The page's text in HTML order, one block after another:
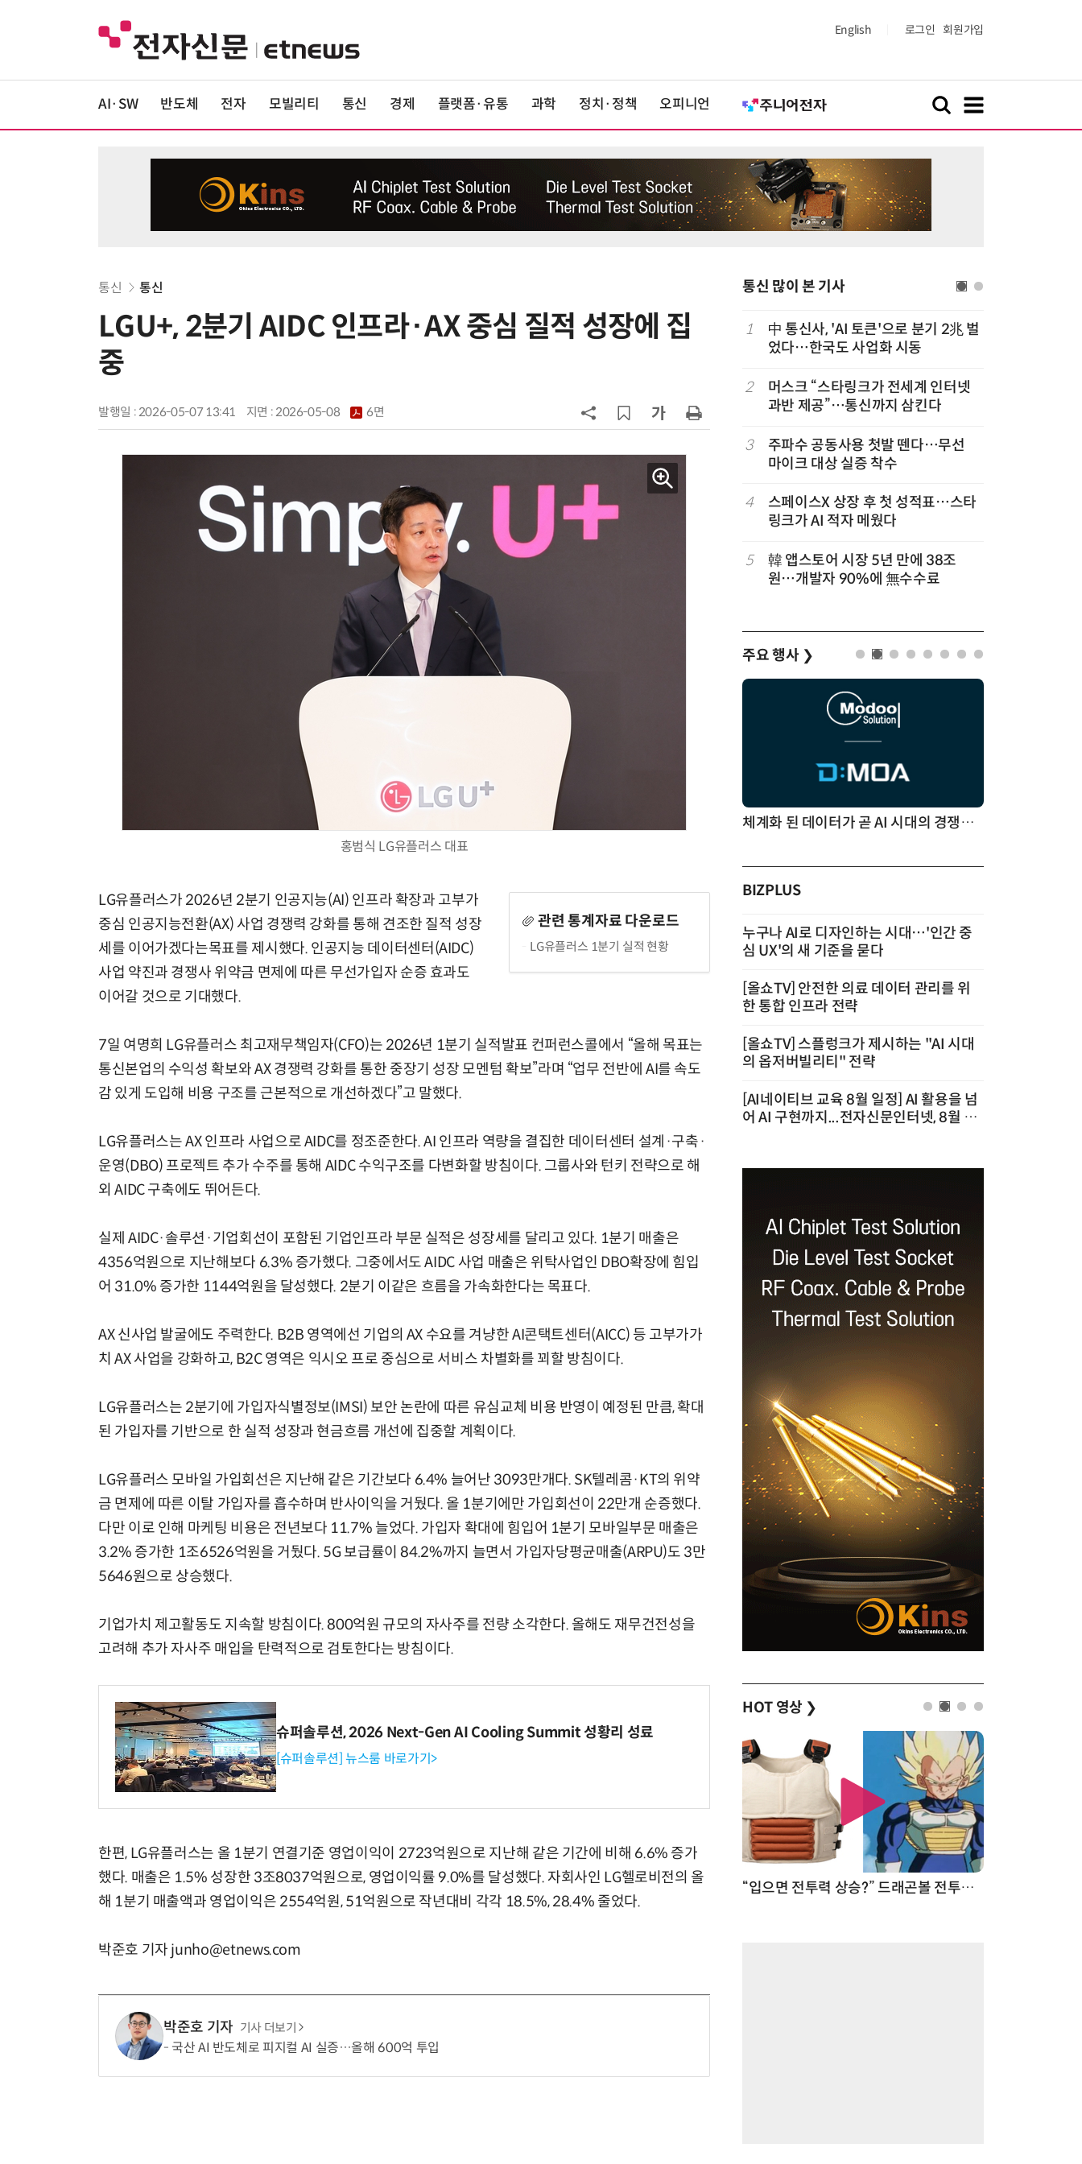
English 로그인 회원가입
AI·SW 반도체 전자 모빌리티 통신 경제 플랫폼·유통 과학 정치·정책 오피니언
통신 통신
LGU+, 2분기 AIDC 인프라·AX 중심 질적 성장에 집
중
발행일 : 2026-05-07 13:41 지면 :2026-05-08 6면
홍범식 LG유플러스 대표
관련 통계자료 다운로드
LG유플러스 1분기 실적 현황
LG유플러스가 2026년 2분기 인공지능(AI) 인프라 확장과 고부가
중심 인공지능전환(AX) 사업 경쟁력 강화를 통해 견조한 질적 성장
세를 이어가겠다는목표를 제시했다. 인공지능 데이터센터(AIDC)
사업 약진과 경쟁사 위약금 면제에 따른 무선가입자 순증 효과도
이어갈 것으로 기대했다.
7일 여명희 LG유플러스 최고재무책임자(CFO)는 2026년 1분기 실적발표 컨퍼런스콜에서 “올해 목표는
통신본업의 수익성 확보와 AX 경쟁력 강화를 통한 중장기 성장 모멘텀 확보”라며 “업무 전반에 AI를 속도
감 있게 도입해 비용 구조를 근본적으로 개선하겠다”고 말했다.
LG유플러스는 AX 인프라 사업으로 AIDC를 정조준한다. AI 인프라 역량을 결집한 데이터센터 설계·구축·
운영(DBO) 프로젝트 추가 수주를 통해 AIDC 수익구조를 다변화할 방침이다. 그룹사와 턴키 전략으로 해
외 AIDC 구축에도 뛰어든다.
실제 AIDC·솔루션·기업회선이 포함된 기업인프라 부문 실적은 성장세를 달리고 있다. 1분기 매출은
4356억원으로 지난해보다 6.3% 증가했다. 그중에서도 AIDC 사업 매출은 위탁사업인 DBO확장에 힘입
어 31.0% 증가한 1144억원을 달성했다. 2분기 이같은 흐름을 가속화한다는 목표다.
AX 신사업 발굴에도 주력한다. B2B 영역에선 기업의 AX 수요를 겨냥한 AI콘택트센터(AICC) 등 고부가가
치 AX 사업을 강화하고, B2C 영역은 익시오 프로 중심으로 서비스 차별화를 꾀할 방침이다.
LG유플러스는 2분기에 가입자식별정보(IMSI) 보안 논란에 따른 유심교체 비용 반영이 예정된 만큼, 확대
된 가입자를 기반으로 한 실적 성장과 현금흐름 개선에 집중할 계획이다.
LG유플러스 모바일 가입회선은 지난해 같은 기간보다 6.4% 늘어난 3093만개다. SK텔레콤·KT의 위약
금 면제에 따른 이탈 가입자를 흡수하며 반사이익을 거뒀다. 올 1분기에만 가입회선이 22만개 순증했다.
다만 이로 인해 마케팅 비용은 전년보다 11.7% 늘었다. 가입자 확대에 힘입어 1분기 모바일부문 매출은
3.2% 증가한 1조6526억원을 거뒀다. 5G 보급률이 84.2%까지 늘면서 가입자당평균매출(ARPU)도 3만
5646원으로 상승했다.
기업가치 제고활동도 지속할 방침이다. 800억원 규모의 자사주를 전량 소각한다. 올해도 재무건전성을
고려해 추가 자사주 매입을 탄력적으로 검토한다는 방침이다.
슈퍼솔루션, 2026 Next-Gen AI Cooling Summit 성황리 성료
[슈퍼솔루션] 뉴스룸 바로가기>
한편, LG유플러스는 올 1분기 연결기준 영업이익이 2723억원으로 지난해 같은 기간에 비해 6.6% 증가
했다. 매출은 1.5% 성장한 3조8037억원으로, 영업이익률 9.0%를 달성했다. 자회사인 LG헬로비전의 올
해 1분기 매출액과 영업이익은 2554억원, 51억원으로 작년대비 각각 18.5%, 28.4% 줄었다.
박준호 기자 junho@etnews.com
박준호 기자 기사 더보기
국산 AI 반도체로 피지컬 AI 실증…올해 600억 투입
통신 많이 본 기사
6
LGU+, AIDC에 2조 투자…“외부 조
올해 600억 투입
SKT, 2분기 영업익 67%↑…AIDC
매출 2배 늘어
삼성 갤럭시 Z8·워치9 국내 출시…
1
中 통신사, 'AI 토큰'으로 분기 2兆 벌
었다…한국도 사업화 시동
2
머스크 “스타링크가 전세계 인터넷
과반 제공”…통신까지 삼킨다
3
주파수 공동사용 첫발 뗀다…무선
마이크 대상 실증 착수
4
스페이스X 상장 후 첫 성적표…스타
링크가 AI 적자 메웠다
5
韓 앱스토어 시장 5년 만에 38조
원…개발자 90%에 無수수료
주요 행사 ❯
체계화 된 데이터가 곧 AI 시대의 경쟁력이다
BIZPLUS
누구나 AI로 디자인하는 시대…'인간 중
심 UX'의 새 기준을 묻다
[올쇼TV] 안전한 의료 데이터 관리를 위
한 통합 인프라 전략
[올쇼TV] 스플렁크가 제시하는 "AI 시대
의 옵저버빌리티" 전략
[AI네이티브 교육 8월 일정] AI 활용을 넘
어 AI 구현까지...전자신문인터넷, 8월 실
HOT 영상 ❯
“계속 쫓아왔다”…도망치던 우크라 민간인 공격한 러 자폭 드론 “입으면 전투력 상승?” 드래곤볼 전투복 닮은 중량조끼